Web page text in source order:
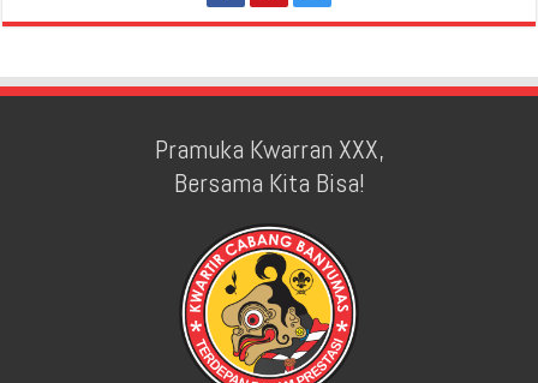
Pramuka Kwarran XXX,
Bersama Kita Bisa!